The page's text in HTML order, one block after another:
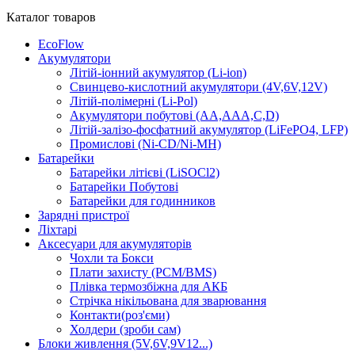
Каталог товаров
EcoFlow
Акумулятори
Літій-іонний акумулятор (Li-ion)
Свинцево-кислотний акумулятори (4V,6V,12V)
Літій-полімерні (Li-Pol)
Акумулятори побутові (AA,AAA,C,D)
Літій-залізо-фосфатний акумулятор (LiFePO4, LFP)
Промислові (Ni-CD/Ni-MH)
Батарейки
Батарейки літієві (LiSOCl2)
Батарейки Побутові
Батарейки для годинников
Зарядні пристрої
Ліхтарі
Аксесуари для акумуляторів
Чохли та Бокси
Плати захисту (PCM/BMS)
Плівка термозбіжна для АКБ
Стрічка нікільована для зварювання
Контакти(роз'єми)
Холдери (зроби сам)
Блоки живлення (5V,6V,9V12...)